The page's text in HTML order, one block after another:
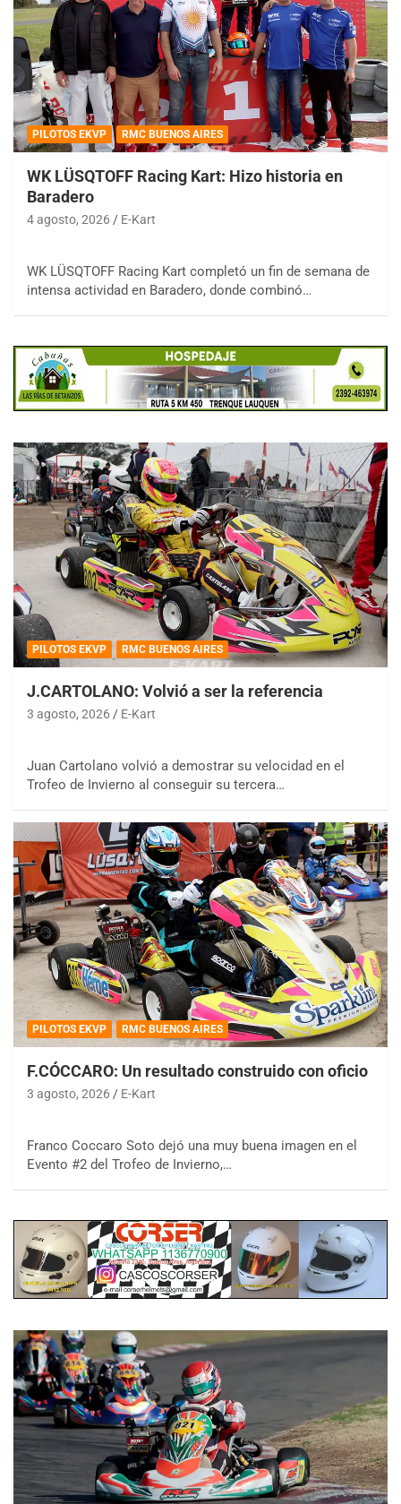
PILOTOS EKVP RMC BUENOS AIRES
WK LÜSQTOFF Racing Kart: Hizo historia en
Baradero
4 agosto, 2026 E-Kart
WK LÜSQTOFF Racing Kart completó un fin de semana de
intensa actividad en Baradero, donde combinó…
PILOTOS EKVP RMC BUENOS AIRES
J.CARTOLANO: Volvió a ser la referencia
3 agosto, 2026 E-Kart
Juan Cartolano volvió a demostrar su velocidad en el
Trofeo de Invierno al conseguir su tercera…
PILOTOS EKVP RMC BUENOS AIRES
F.CÓCCARO: Un resultado construido con oficio
3 agosto, 2026 E-Kart
Franco Coccaro Soto dejó una muy buena imagen en el
Evento #2 del Trofeo de Invierno,…